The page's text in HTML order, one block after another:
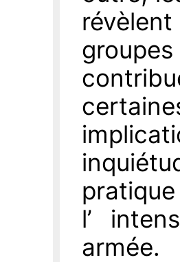
l’
armée.